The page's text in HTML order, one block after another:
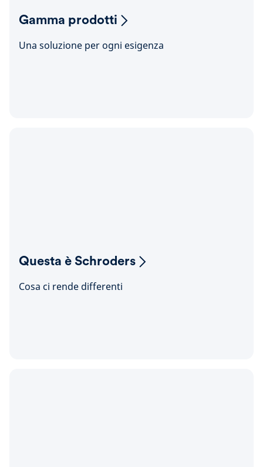
Gamma prodotti
Una soluzione per ogni esigenza
Questa è Schroders
Cosa ci rende differenti